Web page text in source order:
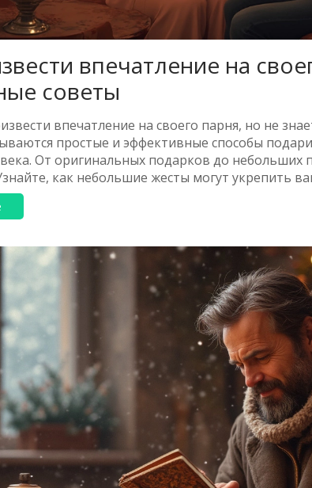
впечатление на
советы
впечатление на своего парня, но не
простые и эффективные способы
От оригинальных подарков до небольших
как небольшие жесты могут укрепить